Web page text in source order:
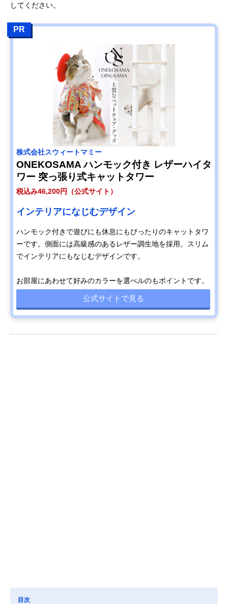
してください。
PR
株式会社スウィートマミー
ONEKOSAMA ハンモック付き レザーハイタ
ワー 突っ張り式キャットタワー
税込み46,200円（公式サイト）
インテリアになじむデザイン
ハンモック付きで遊びにも休息にもぴったりのキャットタワ
ーです。側面には高級感のあるレザー調生地を採用。スリム
でインテリアにもなじむデザインです。
お部屋にあわせて好みのカラーを選べルのもポイントです。
公式サイトで見る
目次